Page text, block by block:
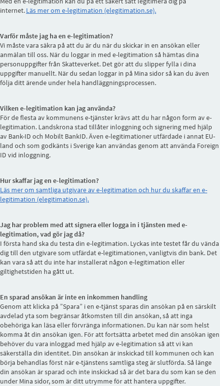
internet.Läs mer om e-legitimation (elegitimation.se).
Varför måste jag ha en e-legitimation?
Vi måste vara säkra på att du är du när du skickar in en ansökan eller
anmälan till oss. När du loggar in med e-legitimation så hämtas dina
personuppgifter från Skatteverket. Det gör att du slipper fylla i dina
uppgifter manuellt. När du sedan loggar in på Mina sidor så kan du även
följa ditt ärende under hela handläggningsprocessen.
Vilken e-legitimation kan jag använda?
För de flesta av kommunens e-tjänster krävs att du har någon form av e-
legitimation. Landskrona stad tillåter inloggning och signering med hjälp
av Bank-ID och Mobilt BankID. Även e-legitimationer utfärdade i annat EU-
land och som godkänts i Sverige kan användas genom att använda Foreign
ID vid inloggning.
Hur skaffar jag en e-legitimation?
Läs mer om samtliga utgivare av e-legitimation och hur du skaffar en e-
legitimation (elegitimation.se).
Jag har problem med att signera eller logga in i tjänsten med e-
legitimation, vad gör jag då?
I första hand ska du testa din e-legitimation. Lyckas inte testet får du vända
dig till den utgivare som utfärdat e-legitimationen, vanligtvis din bank. Det
kan vara så att du inte har installerat någon e-legitimation eller
giltighetstiden ha gått ut.
En sparad ansökan är inte en inkommen handling
Genom att klicka på ”Spara” i en e-tjänst sparas din ansökan på en särskilt
avdelad yta som begränsar åtkomsten till din ansökan, så att inga
obehöriga kan läsa eller förvränga informationen. Du kan när som helst
komma åt din ansökan igen. För att fortsätta arbetet med din ansökan igen
behöver du vara inloggad med hjälp av e-legitimation så att vi kan
säkerställa din identitet. Din ansökan är inskickad till kommunen och kan
börja behandlas först när e-tjänstens samtliga steg är slutförda. Så länge
din ansökan är sparad och inte inskickad så är det bara du som kan se den
under Mina sidor, som är ditt utrymme för att hantera uppgifter.